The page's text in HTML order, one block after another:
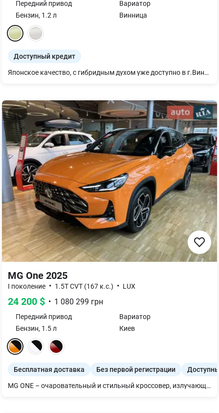
Передний привод
Вариатор
Бензин, 1.2 л Винница
Доступный кредит
Японское качество, с гибридным духом уже доступно в г.Винница! Экономичный Suzuki Swift в наличии в Официальном дилерском центре Suzuki в Автотрейдинг-Винница. Этот самурай удивит своим привлекательным и минималистичным внешним видом, стильным салоном и набором современных опций !!! Бензиновый 1,2 мотор соединен с системой мягкого гибрида SHVS, надежный вариатор от Японской компании AISIN. Современные ассистенты безопасности контроля дорожной обстановки: * Система автономного автоматического торможения с двумя датчиками (DSBS II), для обнаружения автомобилей, мотоциклов, велосипедистов и пешеходов * Система помощи удержания в полосе движения * Контроль слепых зон / предупреждение о перекрестном движении сзади * Адаптивный круиз-контроль (ACC) с функцией полной остановки Это не полный перечень преимуществ Suzuki SWIFT. Приглашаем Всех в наш Автоцентр для знакомства с этим красавцем, который станет для Вас надежным другом и помощником. Предоставляем полное сопровождение на всех этапах покупки: • Оформление авто на учет в ТСЦ • Оплата любым удобным для вас способом • Полный пакет страхования • Широкий спектр доработок и защиты Авто, любых пожеланий! Ждем вас. Звоните, менеджер Максим найдет для Вас лучшее предложение, от которого Вы точно будете довольны!
MG One 2025
I поколение • 1.5T CVT (167 к.с.) • LUX
24 200 $ • 1 080 299 грн
Передний привод
Вариатор
Бензин, 1.5л Киев
Бесплатная доставка Без первой регистрации
MG ONE – очаровательный и стильный кроссовер, излучающий динамику. Благодаря передовому 30-дюймовому обволакивающему триплексному экрану, интерьер MG ONE предлагает захватывающий опыт с передовыми функциями, такими как CarPlay и Android Auto, беспроводная зарядка и панорамный люк. С 1,5 турбо двигателем на 167 л.с., жестким кузовом из высокопрочной стали и рядом систем безопасности, включая систему MG Pilot, MG ONE обеспечивает безопасное и захватывающее путешествие в любой среде.